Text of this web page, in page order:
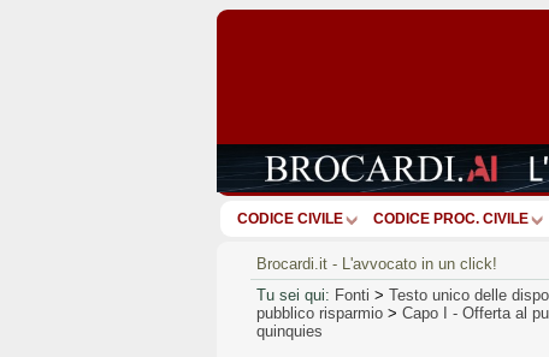
CODICE CIVILE CODICE PROC. CIVILE
Brocardi.it - L'avvocato in un click!
Tu sei qui: Fonti > Testo unico delle
pubblico risparmio > Capo I - Offerta al
quinquies